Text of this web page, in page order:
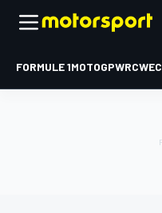
FORMULE 1MOTOGPWRCWEC